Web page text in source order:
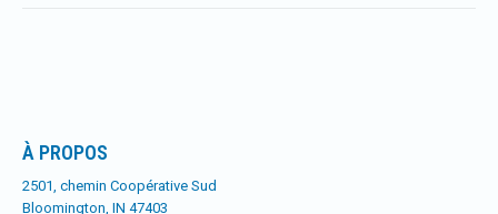
À PROPOS
2501, chemin Coopérative Sud
Bloomington, IN 47403